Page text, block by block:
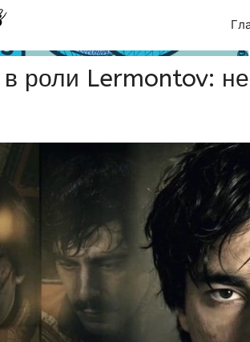
в роли Lermontov: